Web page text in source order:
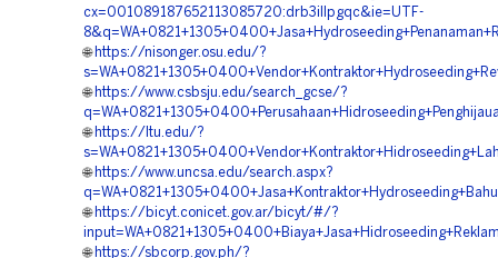
cx=001089187652113085720:drb3illpgqc&ie=UTF-
🌐 https://nisonger.osu.edu/?
🌐 https://www.csbsju.edu/search_gcse/?
🌐 https://ltu.edu/?
🌐 https://www.uncsa.edu/search.aspx?
🌐 https://bicyt.conicet.gov.ar/bicyt/#/?
🌐 https://sbcorp.gov.ph/?